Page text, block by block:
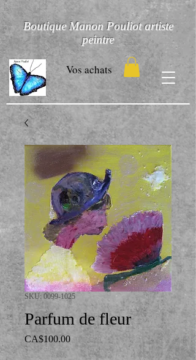
Boutique Manon Pouliot artiste
peintre
Vos achats
SKU: 0099-1025
Parfum de fleur
CA$100.00Price